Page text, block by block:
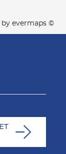
by evermaps ©